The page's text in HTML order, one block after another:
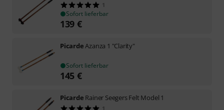
1
Sofort lieferbar
139 €
PicardeAzanza 1 "Clarity"
Sofort lieferbar
145 €
Picarde Rainer Seegers Felt Model 1
1